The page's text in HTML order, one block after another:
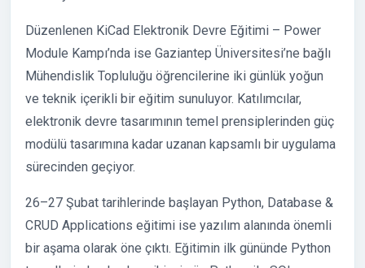
Düzenlenen KiCad Elektronik Devre Eğitimi – Power
Module Kampı’nda ise Gaziantep Üniversitesi’ne bağlı
Mühendislik Topluluğu öğrencilerine iki günlük yoğun
ve teknik içerikli bir eğitim sunuluyor. Katılımcılar,
elektronik devre tasarımının temel prensiplerinden güç
modülü tasarımına kadar uzanan kapsamlı bir uygulama
sürecinden geçiyor.
26–27 Şubat tarihlerinde başlayan Python, Database &
CRUD Applications eğitimi ise yazılım alanında önemli
bir aşama olarak öne çıktı. Eğitimin ilk gününde Python